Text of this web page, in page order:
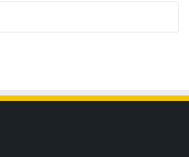
ตลก Released
ล: ซูเปอร์ซอฟต์พาวเวอร์
เปอร์ซอฟต์พาวเวอร์— 2024